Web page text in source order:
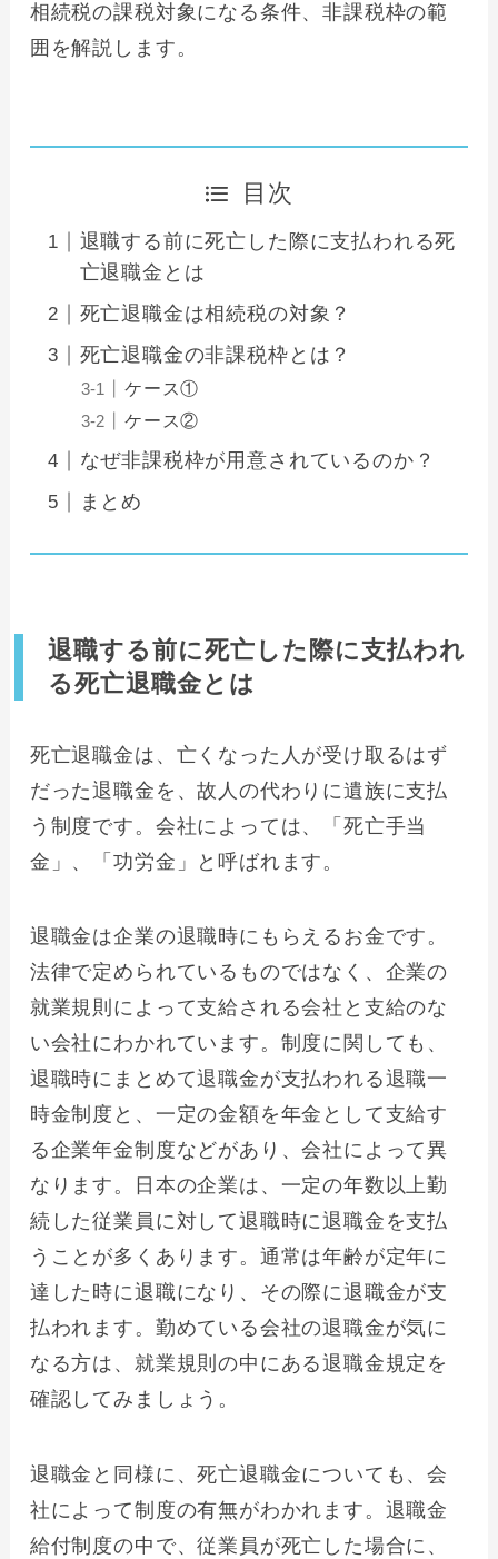
相続税の課税対象になる条件、非課税枠の範
囲を解説します。
目次
退職する前に死亡した際に支払われる死
亡退職金とは
死亡退職金は相続税の対象？
死亡退職金の非課税枠とは？
ケース①
ケース②
なぜ非課税枠が用意されているのか？
まとめ
退職する前に死亡した際に支払われ
る死亡退職金とは
死亡退職金は、亡くなった人が受け取るはず
だった退職金を、故人の代わりに遺族に支払
う制度です。会社によっては、「死亡手当
金」、「功労金」と呼ばれます。
退職金は企業の退職時にもらえるお金です。
法律で定められているものではなく、企業の
就業規則によって支給される会社と支給のな
い会社にわかれています。制度に関しても、
退職時にまとめて退職金が支払われる退職一
時金制度と、一定の金額を年金として支給す
る企業年金制度などがあり、会社によって異
なります。日本の企業は、一定の年数以上勤
続した従業員に対して退職時に退職金を支払
うことが多くあります。通常は年齢が定年に
達した時に退職になり、その際に退職金が支
払われます。勤めている会社の退職金が気に
なる方は、就業規則の中にある退職金規定を
確認してみましょう。
退職金と同様に、死亡退職金についても、会
社によって制度の有無がわかれます。退職金
給付制度の中で、従業員が死亡した場合に、